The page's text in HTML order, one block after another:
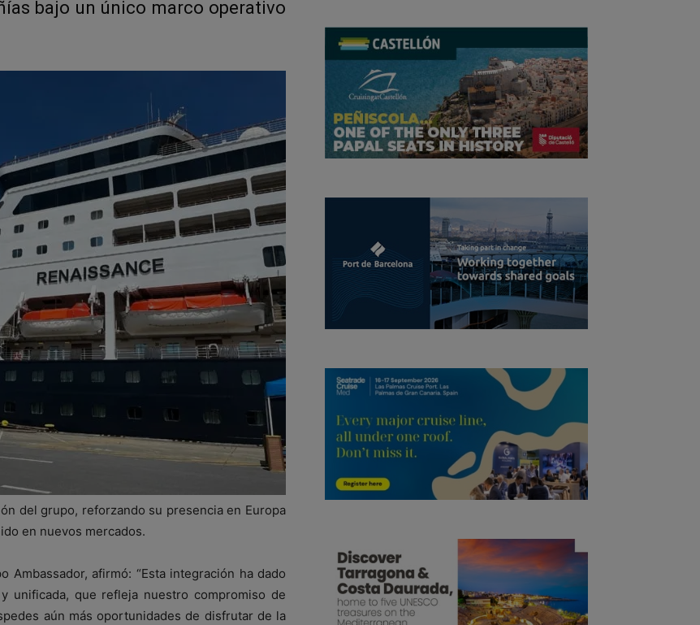
bajo un único marco operativo
del grupo, reforzando su presencia en Europa
en nuevos mercados.
afirmó: “Esta integración ha dado
unificada, que refleja nuestro compromiso de
aún más oportunidades de disfrutar de la